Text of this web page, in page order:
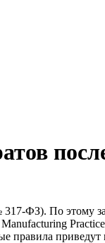
ФЗ). По этому
правила